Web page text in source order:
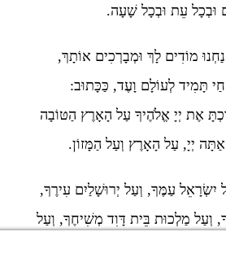
וּבְכָל עֵת וּבְכָל שָׁעָה.
מוֹדִים לָךְ וּמְבָרְכִים אוֹתָךְ,
תָּמִיד לְעוֹלָם וָעֶד, כַּכָּתוּב:
אֶת יְיָ אֱלֹהֶיךָ עַל הָאָרֶץ הַטּוֹבָה
יְיָ, עַל הָאָרֶץ וְעַל הַמָּזוֹן.
יִשְׂרָאֵל עַמֶּךָ, וְעַל יְרוּשָׁלַיִם עִירֶךָ,
וְעַל מַלְכוּת בֵּית דָּוִד מְשִׁיחֶךָ, וְעַל